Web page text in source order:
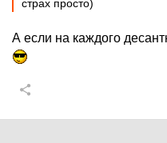
страх просто)
А если на каждого